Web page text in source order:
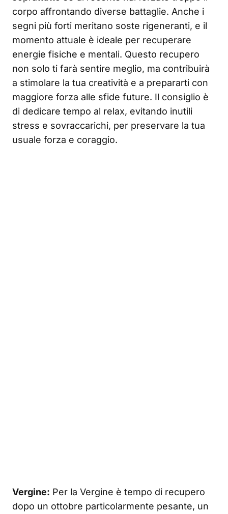
corpo affrontando diverse battaglie. Anche i
segni più forti meritano soste rigeneranti, e il
momento attuale è ideale per recuperare
energie fisiche e mentali. Questo recupero
non solo ti farà sentire meglio, ma contribuirà
a stimolare la tua creatività e a prepararti con
maggiore forza alle sfide future. Il consiglio è
di dedicare tempo al relax, evitando inutili
stress e sovraccarichi, per preservare la tua
usuale forza e coraggio.
Vergine: Per la Vergine è tempo di recupero
dopo un ottobre particolarmente pesante, un